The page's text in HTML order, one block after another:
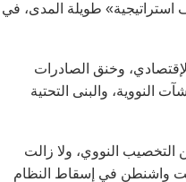
استراتيجية» طويلة المدى، في
وخنق الصادرات
النووية، والبنى التحتية
التخصيب النووي، ولا زالت
واشنطن في إسقاط النظام